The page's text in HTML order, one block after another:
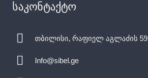
საკონტაქტო
თბილისი, რაფიელ აგლაძის 59
Info@sibel.ge